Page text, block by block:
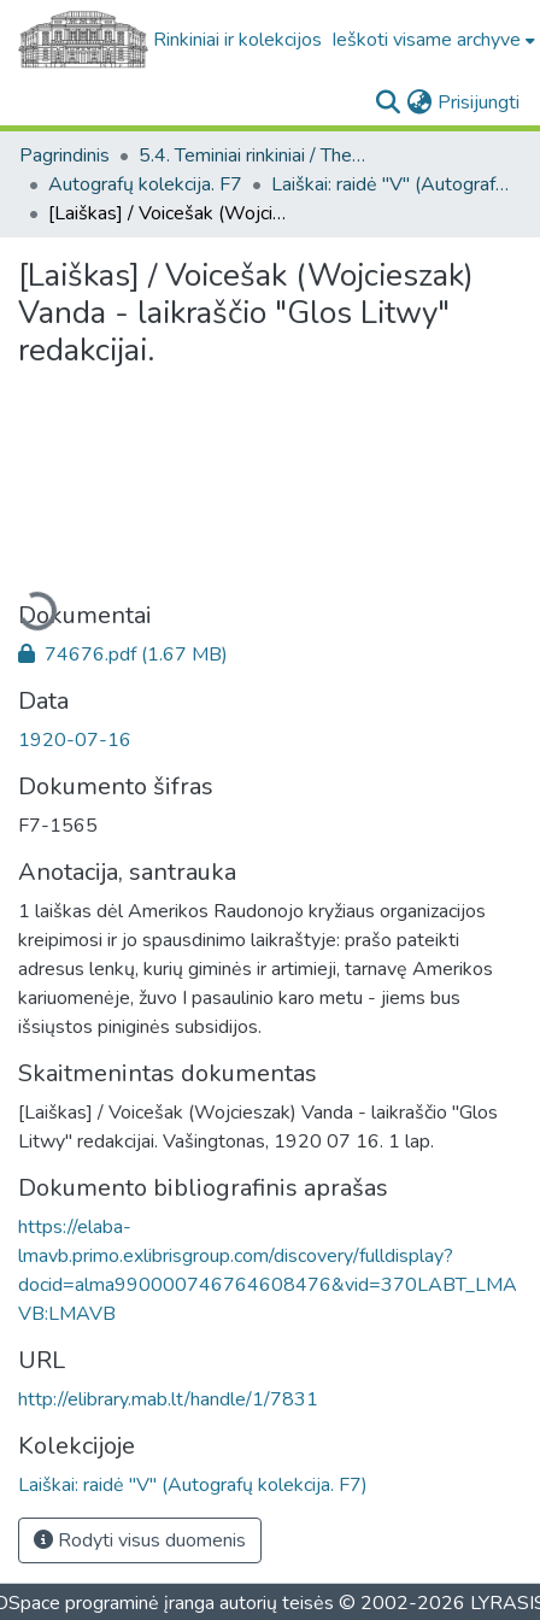
Rinkiniai ir kolekcijos Ieškoti visame archyve
Prisijungti
Pagrindinis
5.4. Teminiai rinkiniai / Thematic collections
Autografų kolekcija. F7
Laiškai: raidė "V" (Autografų kolekcija. F7)
[Laiškas] / Voicešak (Wojcieszak) Vanda - laikraščio "Glos Litwy" redakcijai.
[Laiškas] / Voicešak (Wojcieszak)
Vanda - laikraščio "Glos Litwy"
redakcijai.
Įkeliama...
Dokumentai
74676.pdf(1.67 MB)
Data
1920-07-16
Dokumento šifras
F7-1565
Anotacija, santrauka
1 laiškas dėl Amerikos Raudonojo kryžiaus organizacijos
kreipimosi ir jo spausdinimo laikraštyje: prašo pateikti
adresus lenkų, kurių giminės ir artimieji, tarnavę Amerikos
kariuomenėje, žuvo I pasaulinio karo metu - jiems bus
išsiųstos piniginės subsidijos.
Skaitmenintas dokumentas
[Laiškas] / Voicešak (Wojcieszak) Vanda - laikraščio "Glos
Litwy" redakcijai. Vašingtonas, 1920 07 16. 1 lap.
Dokumento bibliografinis aprašas
https://elaba-
lmavb.primo.exlibrisgroup.com/discovery/fulldisplay?
docid=alma990000746764608476&vid=370LABT_LMA
VB:LMAVB
URL
http://elibrary.mab.lt/handle/1/7831
Kolekcijoje
Laiškai: raidė "V" (Autografų kolekcija. F7)
Rodyti visus duomenis
programinė įranga autorių teisės © 2002-2026